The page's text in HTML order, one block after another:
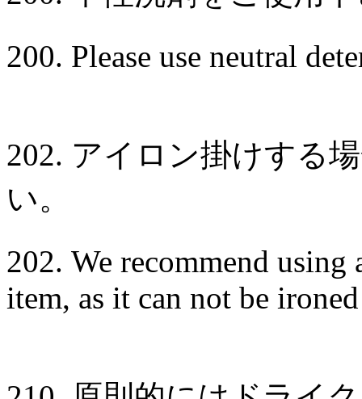
200. Please use neutral
202. アイロン掛けする
い。
202. We recommend
item, as it can not be